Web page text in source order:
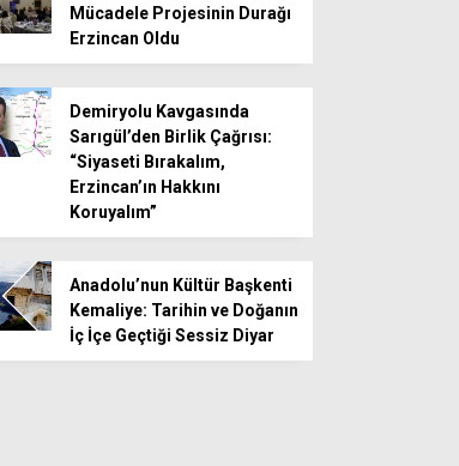
Mücadele Projesinin Durağı
Erzincan Oldu
Demiryolu Kavgasında
Sarıgül’den Birlik Çağrısı:
“Siyaseti Bırakalım,
Erzincan’ın Hakkını
Koruyalım”
Anadolu’nun Kültür Başkenti
Kemaliye: Tarihin ve Doğanın
İç İçe Geçtiği Sessiz Diyar